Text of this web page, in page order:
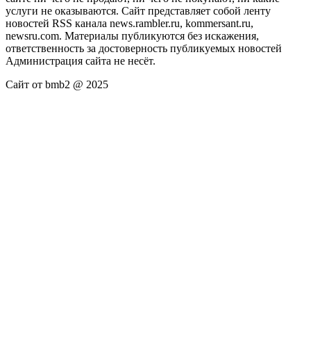
услуги не оказываются. Сайт представляет собой ленту
новостей RSS канала news.rambler.ru, kommersant.ru,
newsru.com. Материалы публикуются без искажения,
ответственность за достоверность публикуемых новостей
Администрация сайта не несёт.
Сайт от bmb2 @ 2025